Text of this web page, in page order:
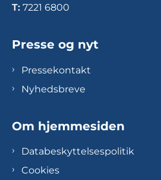
T: 7221 6800
Presse og nyt
Pressekontakt
Nyhedsbreve
Om hjemmesiden
Databeskyttelsespolitik
Cookies